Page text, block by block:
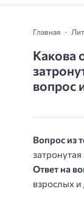
Главная
Какова
вопрос
Вопрос из
Ответ на
взрослых и